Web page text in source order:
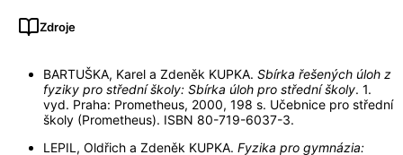
Zdroje
BARTUŠKA, Karel a Zdeněk KUPKA. Sbírka řešených úloh z
fyziky pro střední školy: Sbírka úloh pro střední školy. 1.
vyd. Praha: Prometheus, 2000, 198 s. Učebnice pro střední
školy (Prometheus). ISBN 80-719-6037-3.
LEPIL, Oldřich a Zdeněk KUPKA. Fyzika pro gymnázia: